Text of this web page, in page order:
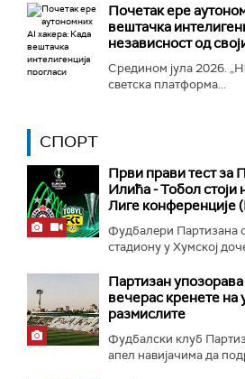
Почетак ере
вештачка
независност од
Средином јула 2026.
светска платформа...
СПОРТ
Први прави тест за
Илића - Тобол стоји
Лиге конференције
Фудбалери Партизана
стадиону у Хумској
Партизан
вечерас кренете на
размислите
Фудбалски клуб
апел навијачима да